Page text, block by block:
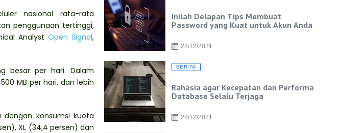
nasional rata-rata
penggunaan tertinggi,
Analyst Open Signal,
besar per hari. Dalam
MB per hari, dan lebih
konsumsi kuota
XL (34,4 persen) dan
Inilah Delapan Tips Membuat
Password yang Kuat untuk Akun Anda
28/12/2021
BERITA
Rahasia agar Kecepatan dan Performa
Database Selalu Terjaga
28/12/2021